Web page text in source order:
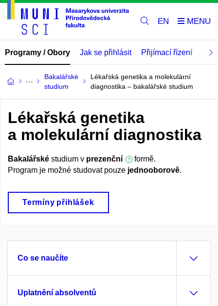
EN
Programy / Obory Jak se přihlásit Přijímací řízení
Bakalářské
studium
Lékařská genetika a molekulární
diagnostika – bakalářské studium
Lékařská genetika
a molekulární diagnostika
Bakalářské studium v prezenční
formě.
Program je možné studovat pouze jednooborově.
Termíny přihlášek
Co se naučíte
Uplatnění absolventů